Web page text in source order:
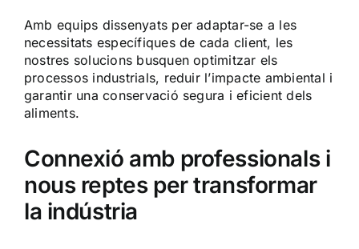
Amb equips dissenyats per adaptar-se a les
necessitats específiques de cada client, les
nostres solucions busquen optimitzar els
processos industrials, reduir l’impacte ambiental i
garantir una conservació segura i eficient dels
aliments.
Connexió amb professionals i
nous reptes per transformar
la indústria